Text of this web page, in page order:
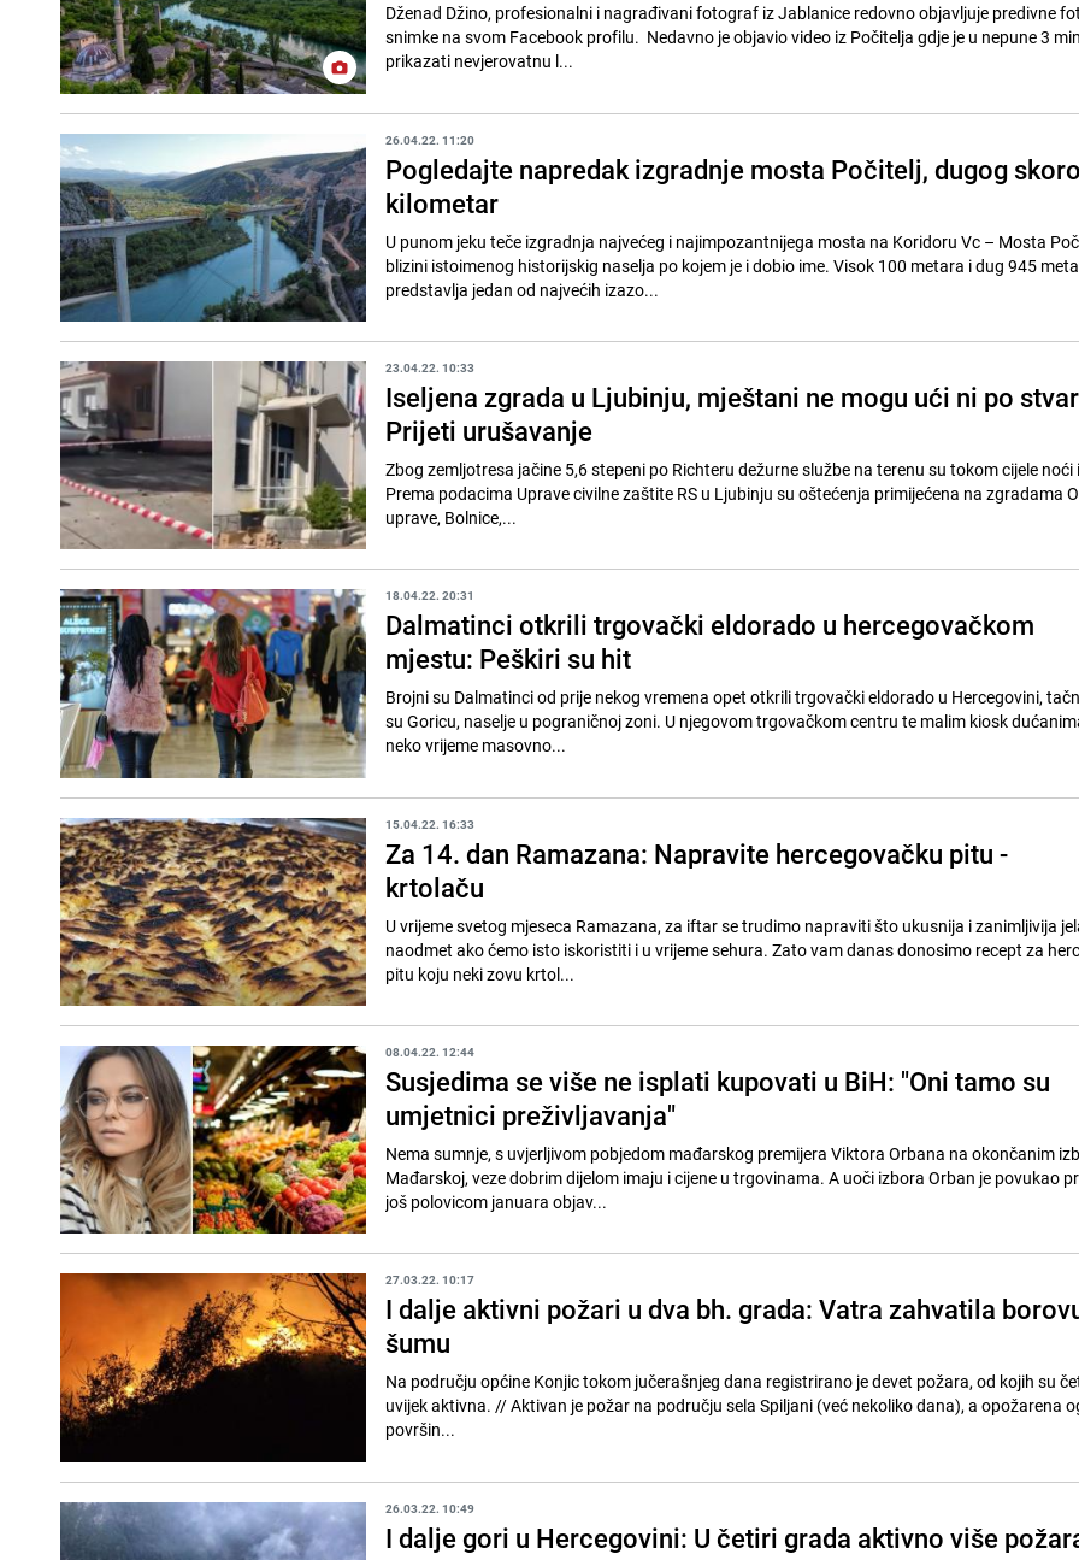
Dženad Džino, profesionalni i nagrađivani fotograf iz Jablanice redovno objavljuje predivne
snimke na svom Facebook profilu. Nedavno je objavio video iz Počitelja gdje je u nepune 3
prikazati nevjerovatnu l...
26.04.22. 11:20
Pogledajte napredak izgradnje mosta Počitelj, dugog skoro
kilometar
U punom jeku teče izgradnja najvećeg i najimpozantnijega mosta na Koridoru Vc – Mosta
blizini istoimenog historijskig naselja po kojem je i dobio ime. Visok 100 metara i dug 945 metara,
predstavlja jedan od najvećih izazo...
23.04.22. 10:33
Iseljena zgrada u Ljubinju, mještani ne mogu ući ni po
Prijeti urušavanje
Zbog zemljotresa jačine 5,6 stepeni po Richteru dežurne službe na terenu su tokom cijele noći
Prema podacima Uprave civilne zaštite RS u Ljubinju su oštećenja primijećena na zgradama
uprave, Bolnice,...
18.04.22. 20:31
Dalmatinci otkrili trgovački eldorado u hercegovačkom
mjestu: Peškiri su hit
Brojni su Dalmatinci od prije nekog vremena opet otkrili trgovački eldorado u Hercegovini,
su Goricu, naselje u pograničnoj zoni. U njegovom trgovačkom centru te malim kiosk
neko vrijeme masovno...
15.04.22. 16:33
Za 14. dan Ramazana: Napravite hercegovačku pitu -
krtolaču
U vrijeme svetog mjeseca Ramazana, za iftar se trudimo napraviti što ukusnija i zanimljivija
naodmet ako ćemo isto iskoristiti i u vrijeme sehura. Zato vam danas donosimo recept za
pitu koju neki zovu krtol...
08.04.22. 12:44
Susjedima se više ne isplati kupovati u BiH: "Oni tamo su
umjetnici preživljavanja"
Nema sumnje, s uvjerljivom pobjedom mađarskog premijera Viktora Orbana na okončanim
Mađarskoj, veze dobrim dijelom imaju i cijene u trgovinama. A uoči izbora Orban je povukao
još polovicom januara objav...
27.03.22. 10:17
I dalje aktivni požari u dva bh. grada: Vatra zahvatila
šumu
Na području općine Konjic tokom jučerašnjeg dana registrirano je devet požara, od kojih su
uvijek aktivna. // Aktivan je požar na području sela Spiljani (već nekoliko dana), a opožarena ogromna
površin...
26.03.22. 10:49
I dalje gori u Hercegovini: U četiri grada aktivno više